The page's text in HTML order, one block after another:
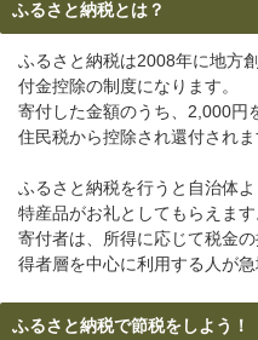
ふるさと納税とは？
ふるさと納税は2008年に地方
付金控除の制度になります。
寄付した金額のうち、2,000円
住民税から控除され還付されま
ふるさと納税を行うと自治体
特産品がお礼としてもらえます
寄付者は、所得に応じて税金
得者層を中心に利用する人が急
ふるさと納税で節税をしよう！